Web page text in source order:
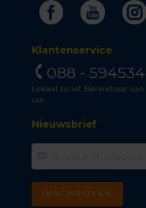
Facebook
Klantenservice
088 -
Lokaal tarief. Bereikbaar
uur.
Nieuwsbrief
INSCHRIJVEN